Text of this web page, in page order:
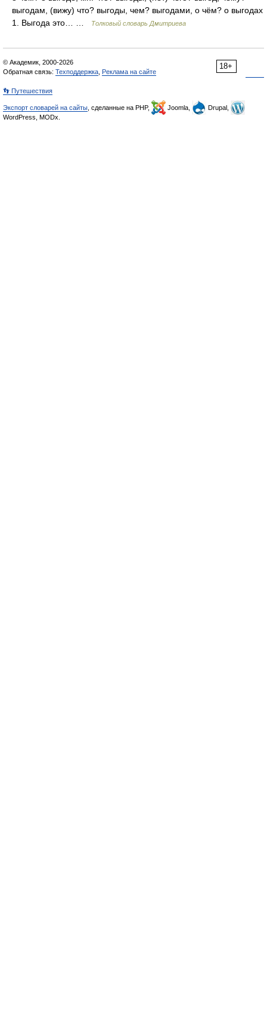
выгодам, (вижу) что? выгоды, чем? выгодами, о чём? о выгодах
1. Выгода это… …
Толковый словарь Дмитриева
18+
© Академик, 2000-2026
Обратная связь: Техподдержка Реклама на сайте
👣 Путешествия
Экспорт словарей на сайты , сделанные на PHP, Joomla,
Drupal,
WordPress, MODx.